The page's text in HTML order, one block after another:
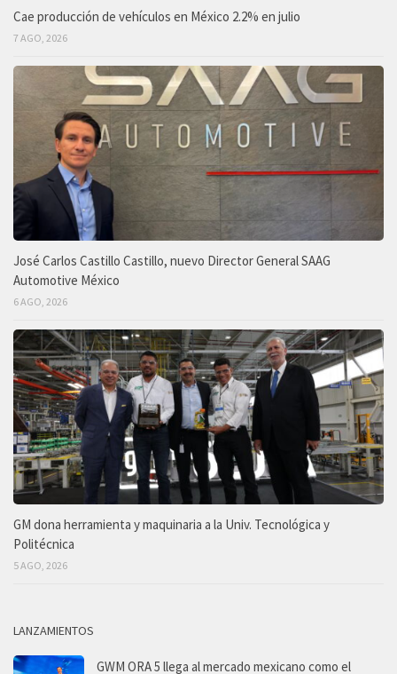
Cae producción de vehículos en México 2.2% en julio
7 AGO, 2026
José Carlos Castillo Castillo, nuevo Director General SAAG
Automotive México
6 AGO, 2026
GM dona herramienta y maquinaria a la Univ. Tecnológica y
Politécnica
5 AGO, 2026
LANZAMIENTOS
GWM ORA 5 llega al mercado mexicano como el